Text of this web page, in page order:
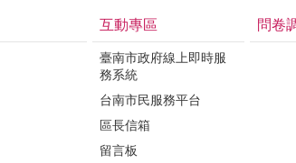
互動專區
臺南市政府線上即時服
務系統
台南市民服務平台
區長信箱
留言板
問卷